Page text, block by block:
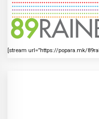
[stream url=”https://popara.mk/